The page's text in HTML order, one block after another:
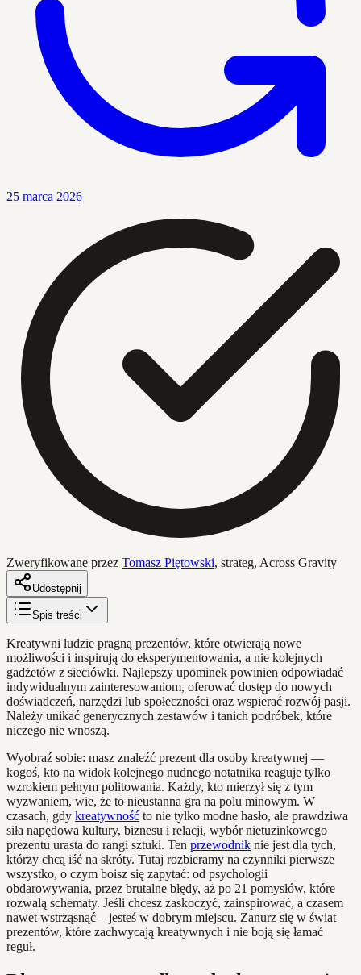
25 marca 2026
Zweryfikowane przez Tomasz Piętowski, strateg, Across Gravity
Udostępnij
Spis treści
Kreatywni ludzie pragną prezentów, które otwierają nowe
możliwości i inspirują do eksperymentowania, a nie kolejnych
gadżetów z sieciówki. Najlepszy upominek powinien odpowiadać
indywidualnym zainteresowaniom, oferować dostęp do nowych
doświadczeń, narzędzi lub społeczności oraz wspierać rozwój pasji.
Należy unikać generycznych zestawów i tanich podróbek, które
niczego nie wnoszą.
Wyobraź sobie: masz znaleźć prezent dla osoby kreatywnej —
kogoś, kto na widok kolejnego nudnego notatnika reaguje tylko
wzrokiem pełnym politowania. Każdy, kto mierzył się z tym
wyzwaniem, wie, że to nieustanna gra na polu minowym. W
czasach, gdy kreatywność to nie tylko modne hasło, ale prawdziwa
siła napędowa kultury, biznesu i relacji, wybór nietuzinkowego
prezentu urasta do rangi sztuki. Ten przewodnik nie jest dla tych,
którzy chcą iść na skróty. Tutaj rozbieramy na czynniki pierwsze
wszystko, o czym boisz się zapytać: od psychologii
obdarowywania, przez brutalne błędy, aż po 21 pomysłów, które
rozwalą schematy. Jeśli chcesz zaskoczyć, zainspirować, a czasem
nawet wstrząsnąć – jesteś w dobrym miejscu. Zanurz się w świat
prezentów, które zachwycają kreatywnych i nie boją się łamać
reguł.